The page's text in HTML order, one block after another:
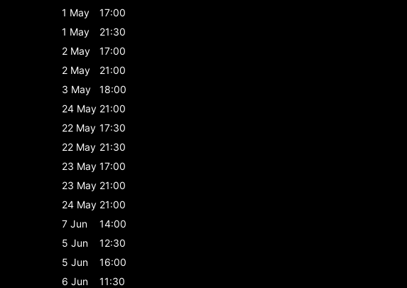
1 May
17:00
1 May
21:30
2 May
17:00
2 May
21:00
3 May
18:00
24 May 21:00
22 May 17:30
22 May 21:30
23 May 17:00
23 May 21:00
24 May 21:00
7 Jun
14:00
5 Jun
12:30
5 Jun
16:00
6 Jun
11:30